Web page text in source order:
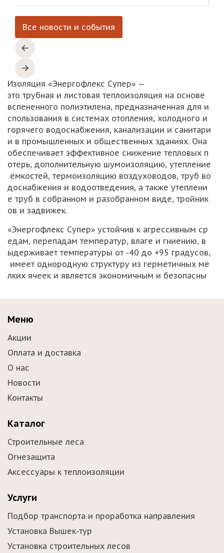
Все новости и события
Изоляция «Энергофлекс Супер» —
это трубная и листовая теплоизоляция на основе
вспененного полиэтилена, предназначенная для и
спользования в системах отопления, холодного и
горячего водоснабжения, канализации и санитари
и в промышленных и общественных зданиях. Она
обеспечивает эффективное снижение тепловых п
отерь, дополнительную шумоизоляцию, утепление
ёмкостей, термоизоляцию воздуховодов, труб во
доснабжения и водоотведения, а также утеплени
е труб в собранном и разобранном виде, тройник
ов и задвижек.
«Энергофлекс Супер» устойчив к агрессивным ср
едам, перепадам температур, влаге и гниению, в
ыдерживает температуры от -40 до +95 градусов,
имеет однородную структуру из герметичных ме
лких ячеек и является экономичным и безопасны
20–
огорючая)
Меню
Акции
Оплата и доставка
О нас
Новости
Контакты
Каталог
Строительные леса
Огнезащита
Аксессуары к теплоизоляции
Услуги
Подбор транспорта и проработка направления
Установка Вышек-тур
Установка строительных лесов